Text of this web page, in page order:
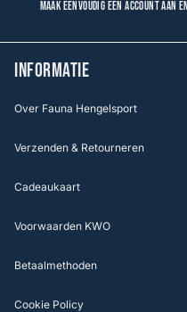
Maak eenvoudig een account
INFORMATIE
Over Fauna Hengelsport
Verzenden & Retourneren
Cadeaukaart
Voorwaarden KWO
Betaalmethoden
Cookie Policy